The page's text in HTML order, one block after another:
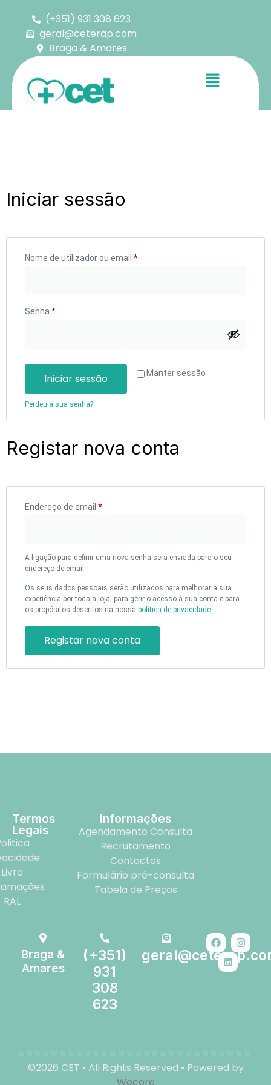
(+351) 931 308 623
geral@ceterap.com
Braga & Amares
Iniciar sessão
Nome de utilizador ou email *
Senha *
Manter sessão
Iniciar sessão
Perdeu a sua senha?
Registar nova conta
Endereço de email *
A ligação para definir uma nova senha será enviada para o seu
endereço de email.
Os seus dados pessoais serão utilizados para melhorar a sua
experiência por toda a loja, para gerir o acesso à sua conta e para
os propósitos descritos na nossa política de privacidade.
Registar nova conta
Termos
Legais
Livro
RAL
Informações
Agendamento Consulta
Recrutamento
Contactos
Formulário pré-consulta
Tabela de Preços
Braga &
Amares
(+351)
931
308
623
©2026 CET • All Rights Reserved • Powered by
Wecore